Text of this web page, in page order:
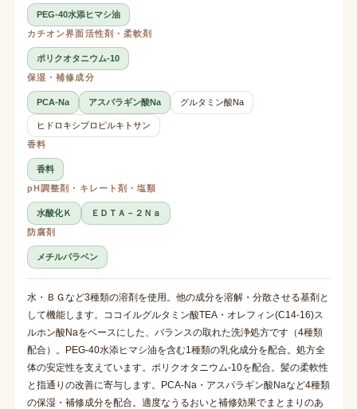
PEG-40水添ヒマシ油
カチオン界面活性剤・柔軟剤
ポリクオタニウム-10
保湿・補修成分
PCA-Na アスパラギン酸Na グルタミン酸Na
ヒドロキシプロピルキトサン
香料
香料
pH調整剤・キレート剤・塩類
水酸化Ｋ
ＥＤＴＡ－２Ｎａ
防腐剤
メチルパラベン
水・ＢＧなど3種類の溶剤を使用。他の成分を溶解・分散させる基剤と
して機能します。ココイルグルタミン酸TEA・オレフィン(C14-16)ス
ルホン酸Naをベースにした、バランスの取れた洗浄処方です（4種類
配合）。PEG-40水添ヒマシ油を含む1種類の乳化成分を配合。処方全
体の安定性を支えています。ポリクオタニウム-10を配合。髪の柔軟性
と指通りの改善に寄与します。PCA-Na・アスパラギン酸Naなど4種類
の保湿・補修成分を配合。適度なうるおいと補修効果でまとまりのあ